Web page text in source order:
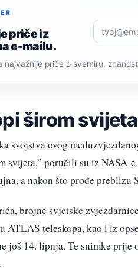
priče iz
e-mailu.
najvažnije priče o svemiru,
širom
svojstva ovog
svijeta,” poručili su iz
a nakon što prođe preblizu
brojne svjetske
ATLAS teleskopa, kao i iz
još 14. lipnja. Te snimke